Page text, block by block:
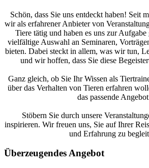
Schön, dass Sie uns entdeckt haben! Seit
wir als erfahrener Anbieter von
Tiere tätig und haben es uns zur
vielfältige Auswahl an Seminaren,
bieten. Dabei steckt in allem, was wir tun,
und wir hoffen, dass Sie diese
Ganz gleich, ob Sie Ihr Wissen als
über das Verhalten von Tieren erfahren
das passende
Stöbern Sie durch unsere
inspirieren. Wir freuen uns, Sie auf Ihrer
und Erfahrung zu
Überzeugendes Angebot